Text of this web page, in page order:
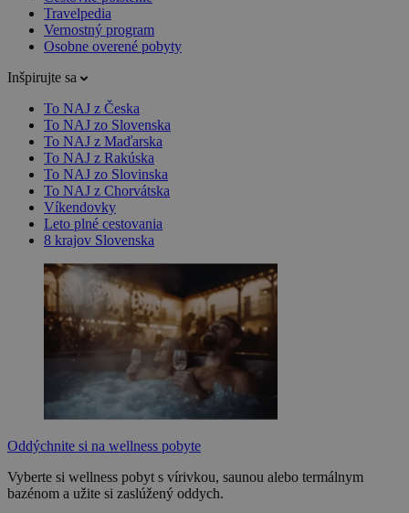
Travelpedia
Vernostný program
Osobne overené pobyty
Inšpirujte sa
To NAJ z Česka
To NAJ zo Slovenska
To NAJ z Maďarska
To NAJ z Rakúska
To NAJ zo Slovinska
To NAJ z Chorvátska
Víkendovky
Leto plné cestovania
8 krajov Slovenska
Oddýchnite si na wellness pobyte
Vyberte si wellness pobyt s vírivkou, saunou alebo termálnym
bazénom a užite si zaslúžený oddych.